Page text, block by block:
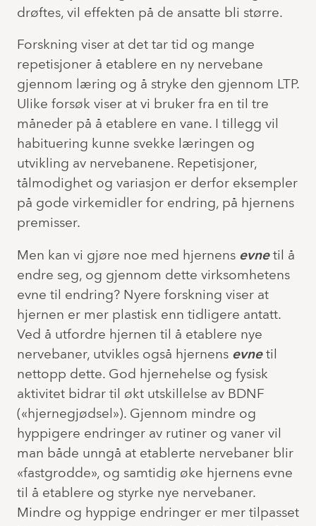
drøftes, vil effekten på de ansatte bli større.
Forskning viser at det tar tid og mange
repetisjoner å etablere en ny nervebane
gjennom læring og å stryke den gjennom LTP.
Ulike forsøk viser at vi bruker fra en til tre
måneder på å etablere en vane. I tillegg vil
habituering kunne svekke læringen og
utvikling av nervebanene. Repetisjoner,
tålmodighet og variasjon er derfor eksempler
på gode virkemidler for endring, på hjernens
premisser.
Men kan vi gjøre noe med hjernens evnetil å
endre seg, og gjennom dette virksomhetens
evne til endring? Nyere forskning viser at
hjernen er mer plastisk enn tidligere antatt.
Ved å utfordre hjernen til å etablere nye
nervebaner, utvikles også hjernens evnetil
nettopp dette. God hjernehelse og fysisk
aktivitet bidrar til økt utskillelse av BDNF
(«hjernegjødsel»). Gjennom mindre og
hyppigere endringer av rutiner og vaner vil
man både unngå at etablerte nervebaner blir
«fastgrodde», og samtidig øke hjernens evne
til å etablere og styrke nye nervebaner.
Mindre og hyppige endringer er mer tilpasset